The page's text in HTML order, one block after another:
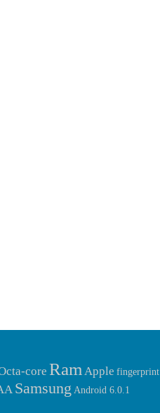
core Ram Apple fingerprint
Samsung Android 6.0.1